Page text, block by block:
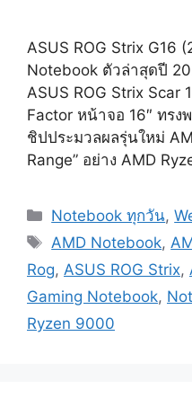
ASUS ROG Strix G16
Notebook ตัวล่าสุดปี
ASUS ROG Strix Scar
Factor หน้าจอ 16″ ทรง
ชิปประมวลผลรุ่นใหม่
Range” อย่าง AMD
Categories
Notebook ทุกวัน,
Tags
AMD Notebook,
Rog, ASUS ROG Strix,
Gaming Notebook,
Ryzen 9000